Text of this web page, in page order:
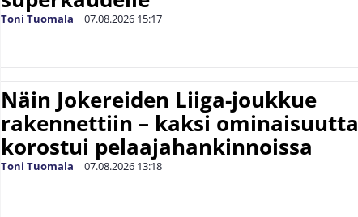
Toni Tuomala | 07.08.2026 15:17
Näin Jokereiden Liiga-joukkue
rakennettiin – kaksi ominaisuutta
korostui pelaajahankinnoissa
Toni Tuomala | 07.08.2026 13:18